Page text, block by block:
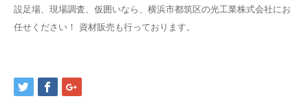
設足場、現場調査、仮囲いなら、横浜市都筑区の光工業株式会社にお
任せください！ 資材販売も行っております。